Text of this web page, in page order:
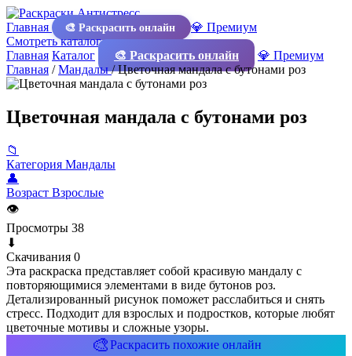
Главная 🎨 Раскрасить онлайн
💎 Премиум
Смотреть каталог
Главная Каталог 🎨 Раскрасить онлайн
💎 Премиум
Главная /Мандалы/Цветочная мандала с бутонами роз
Цветочная мандала с бутонами роз
📁
Категория Мандалы
👤
Возраст Взрослые
👁
Просмотры 38
⬇
Скачивания 0
Эта раскраска представляет собой красивую мандалу с
повторяющимися элементами в виде бутонов роз.
Детализированный рисунок поможет расслабиться и снять
стресс. Подходит для взрослых и подростков, которые любят
цветочные мотивы и сложные узоры.
🎨Раскрасить похожие онлайн